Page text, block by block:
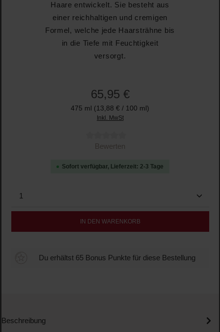
Haare entwickelt. Sie besteht aus
einer reichhaltigen und cremigen
Formel, welche jede Haarsträhne bis
in die Tiefe mit Feuchtigkeit
versorgt.
65,95 €
475 ml (13,88 € / 100 ml)
Inkl. MwSt
Durchschnittliche Bewertung von 0 von 5 Sternen
Bewerten
Sofort verfügbar, Lieferzeit: 2-3 Tage
Produkt Anzahl: Gib den gewünschten Wert ein
IN DEN WARENKORB
Du erhältst 65 Bonus Punkte für diese Bestellung
Beschreibung